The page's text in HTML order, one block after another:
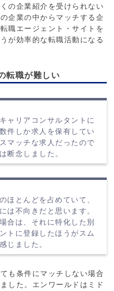
の企業紹介を受けられない
企業の中からマッチする企
職エージェント・サイトを
が効率的な転職活動になる
転職が難しい
ャリアコンサルタントに
件しか求人を保有してい
マッチな求人だったので
断念しました。
ほとんどを占めていて、
は不向きだと思います。
合は、それに特化した別
トに登録したほうがスム
じました。
も条件にマッチしない場合
した。エンワールドはミド